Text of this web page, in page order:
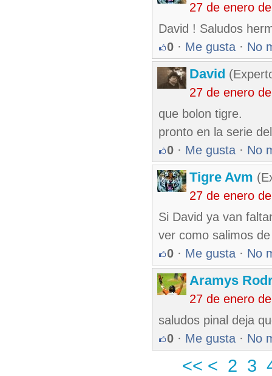
27 de enero
David ! Saludos
0 · Me gusta · No
David
27 de enero
que bolon tigre.
pronto en la serie
0 · Me gusta · No
Tigre Avm
27 de enero
Si David ya van
ver como salimos
0 · Me gusta · No
Aramys
27 de enero
saludos pinal deja
0 · Me gusta · No
<< < 2 3